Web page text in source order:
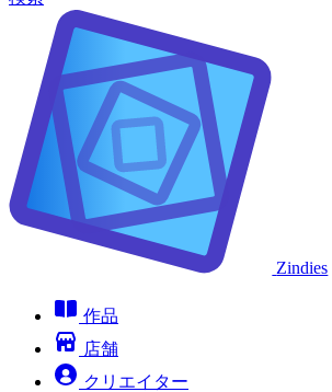
Zindies
作品
店舗
クリエイター